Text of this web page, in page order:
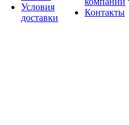
Условия
доставки
Контакты